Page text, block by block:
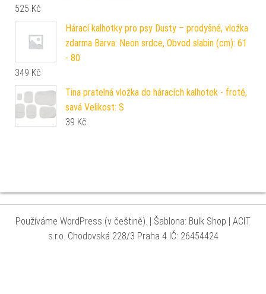
525 Kč
Hárací kalhotky pro psy Dusty – prodyšné, vložka
zdarma Barva: Neon srdce, Obvod slabin (cm): 61
- 80
349 Kč
Tina pratelná vložka do háracích kalhotek - froté,
savá Velikost: S
39 Kč
Používáme WordPress (v češtině). | Šablona: Bulk Shop | ACIT
s.r.o. Chodovská 228/3 Praha 4 IČ: 26454424